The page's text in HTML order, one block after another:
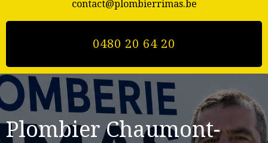
contact@plombierrimas.be
0480 20 64 20
Plombier Chaumont-